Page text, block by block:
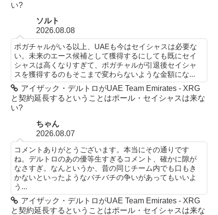
い?
ソルト
2026.08.08
ポガチャルがいる以上、UAEも今はセイシャスは必要な
い。未来のエース候補として獲得するにしても既にセイ
シャスは高くなりすぎて、ポガチャルが引退後セイシャ
スを獲得するのもそこまで変わらないような金額にな...
アイザック・デルトロがUAE Team Emirates - XRG
と契約延長するということはポール・セイシャスは来な
い?
ちゃん
2026.08.07
コメントありがとうございます。本当にその通りです
ね。デルトロのあの優等生すぎるコメント、確かに隙が
なさすぎ。なんというか、昔の同じチーム内でも口もき
かないといったようなバチバチの争いがあってもいいよ
う...
アイザック・デルトロがUAE Team Emirates - XRG
と契約延長するということはポール・セイシャスは来な